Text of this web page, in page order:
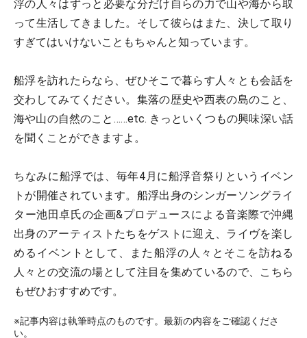
浮の人々はずっと必要な分だけ自らの力で山や海から取
って生活してきました。そして彼らはまた、決して取り
すぎてはいけないこともちゃんと知っています。
船浮を訪れたらなら、ぜひそこで暮らす人々とも会話を
交わしてみてください。集落の歴史や西表の島のこと、
海や山の自然のこと……etc. きっといくつもの興味深い話
を聞くことができますよ。
ちなみに船浮では、毎年4月に船浮音祭りというイベン
トが開催されています。船浮出身のシンガーソングライ
ター池田卓氏の企画&プロデュースによる音楽際で沖縄
出身のアーティストたちをゲストに迎え、ライヴを楽し
めるイベントとして、また船浮の人々とそこを訪ねる
人々との交流の場として注目を集めているので、こちら
もぜひおすすめです。
※記事内容は執筆時点のものです。最新の内容をご確認くださ
い。